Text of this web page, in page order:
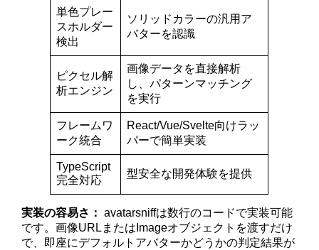
単色プレー
スホルダー
検出
ソリッドカラーの汎用ア
バターを認識
ピクセル解
析エンジン
画像データを直接解析
し、パターンマッチング
を実行
フレームワ
ーク統合
React/Vue/Svelte向けラッ
パーで簡単実装
TypeScript
完全対応
型安全な開発体験を提供
実装の容易さ： avatarsniffは数行のコードで実装可能
です。画像URLまたはImageオブジェクトを渡すだけ
で、即座にデフォルトアバターかどうかの判定結果が